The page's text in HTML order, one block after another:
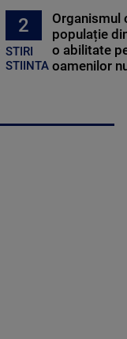
2
STIRI
STIINTA
Organismul
populație
o abilitate
oamenilor